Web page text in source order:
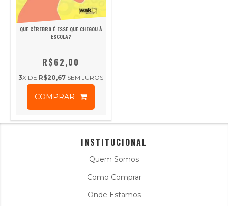
QUE CÉREBRO É ESSE QUE CHEGOU À
ESCOLA?
R$62,00
3X DE R$20,67 SEM JUROS
COMPRAR
INSTITUCIONAL
Quem Somos
Como Comprar
Onde Estamos